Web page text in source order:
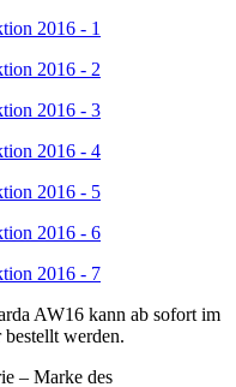
AW16 kann ab sofort im
werden.
– Marke des